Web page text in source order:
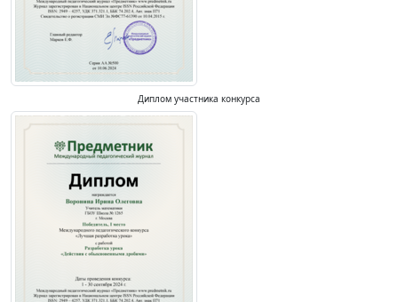
Диплом участника конкурса